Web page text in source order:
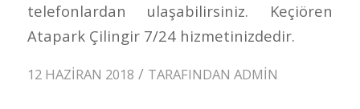
telefonlardan ulaşabilirsiniz. Keçiören
Atapark Çilingir 7/24 hizmetinizdedir.
12 HAZIRAN 2018 / TARAFINDAN ADMIN